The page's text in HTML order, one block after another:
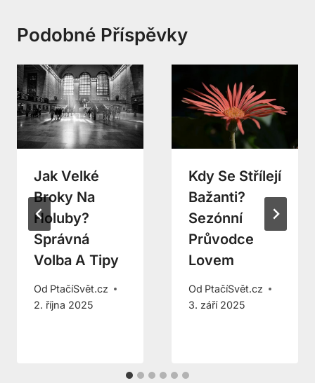
Podobné Příspěvky
Jak Velké
Broky Na
Holuby?
Správná
Volba A Tipy
Od PtačíSvět.cz
2. října 2025
Kdy Se Střílejí
Bažanti?
Sezónní
Průvodce
Lovem
Od PtačíSvět.cz
3. září 2025